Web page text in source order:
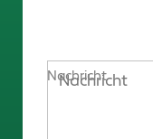
Nachricht